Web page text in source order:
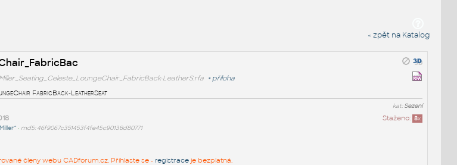
« zpět na Katalog
LeatherS.rfa + příloha
FabricBack-LeatherSeat
kat:Sezení
Staženo: 8x
• md5: 46f9067c351453f4fe45c90138d80771
členy webu CADforum.cz. Přihlaste se - registraceje bezplatná.